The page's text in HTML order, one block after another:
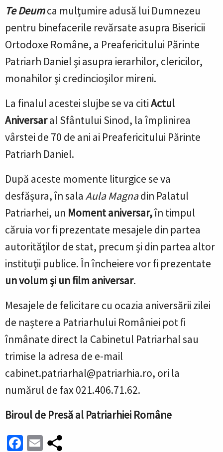
Te Deumca mulţumire adusă lui Dumnezeu
pentru binefacerile revărsate asupra Bisericii
Ortodoxe Române, a Preafericitului Părinte
Patriarh Daniel şi asupra ierarhilor, clericilor,
monahilor şi credincioşilor mireni.
La finalul acestei slujbe se va citiActul
Aniversaral Sfântului Sinod, la împlinirea
vârstei de 70 de ani ai Preafericitului Părinte
Patriarh Daniel.
După aceste momente liturgice se va
desfășura, în sala Aula Magnadin Palatul
Patriarhei, un Moment aniversar,în timpul
căruia vor fi prezentate mesajele din partea
autorităţilor de stat, precumși din partea altor
instituţii publice. În încheiere vor fi prezentate
un volum şi un film aniversar.
Mesajele de felicitare cu ocazia aniversării zilei
de naștere a Patriarhului României pot fi
înmânate direct la Cabinetul Patriarhal sau
trimise la adresa de e-mail
cabinet.patriarhal@patriarhia.ro, ori la
numărul de fax 021.406.71.62.
Biroul de Presă al Patriarhiei Române
Facebook
Email